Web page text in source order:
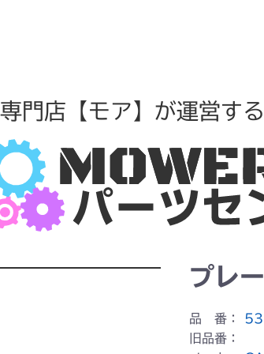
門店【モア】が運営す
プレ
品 番：
旧品番：